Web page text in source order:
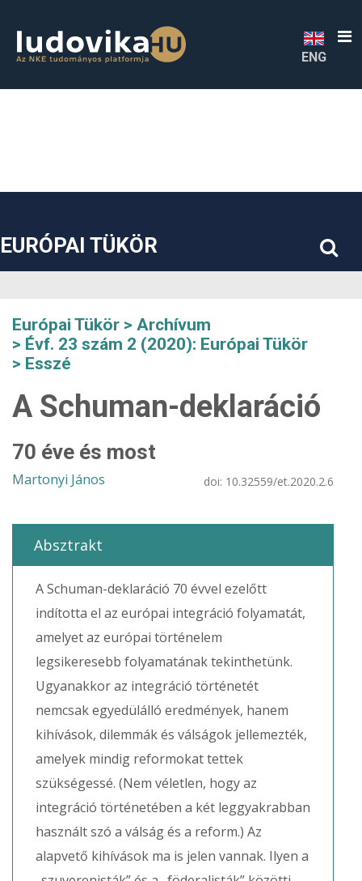
##plugins.themes.bootstrap3.accessible_menu.sidebar##
ENG
EURÓPAI TÜKÖR
Európai Tükör
Archívum
Évf. 23 szám 2 (2020): Európai Tükör
Esszé
A Schuman-deklaráció
70 éve és most
Martonyi János doi: 10.32559/et.2020.2.6
Absztrakt
A Schuman-deklaráció 70 évvel ezelőtt
indította el az európai integráció folyamatát,
amelyet az európai történelem
legsikeresebb folyamatának tekinthetünk.
Ugyanakkor az integráció történetét
nemcsak egyedülálló eredmények, hanem
kihívások, dilemmák és válságok jellemezték,
amelyek mindig reformokat tettek
szükségessé. (Nem véletlen, hogy az
integráció történetében a két leggyakrabban
használt szó a válság és a reform.) Az
alapvető kihívások ma is jelen vannak. Ilyen a